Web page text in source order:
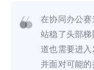
在协同办公
站稳了头部
道也需要进入
并面对可能